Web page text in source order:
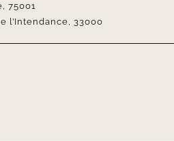
75001
l’Intendance, 33000